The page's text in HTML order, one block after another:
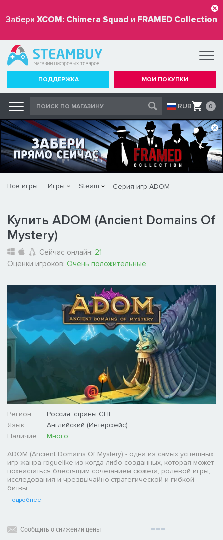
Забери XCOM: Chimera Squad и FRAMED Collection
бесплатно
ПОДДЕРЖКА МОИ ПОКУПКИ
RUB 0
Все игры Игры Steam Серия игр ADOM
Купить ADOM (Ancient Domains Of
Mystery)
Сейчас онлайн: 21
Оценки игроков: Очень положительные
Регион:
Россия, страны СНГ
Язык:
Английский (Интерфейс)
Наличие:
Много
ADOM (Ancient Domains Of Mystery) - одна из самых успешных
игр жанра roguelike из когда-либо созданных, которая может
похвастаться блестящим сочетанием сюжета, ролевой игры,
исследования и чрезвычайно стратегической и гибкой
битвы.
Подробнее
Сообщить о снижении цены